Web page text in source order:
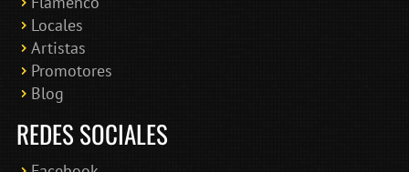
Locales
Artistas
Promotores
Blog
REDES SOCIALES